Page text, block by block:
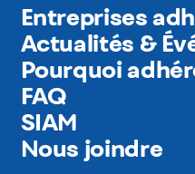
Entreprises
Actualités &
Pourquoi
FAQ
SIAM
Nous joindre